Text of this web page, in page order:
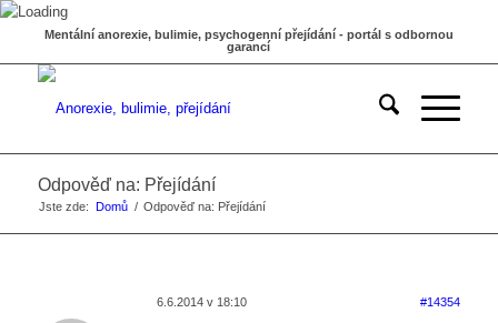
Mentální anorexie, bulimie, psychogenní přejídání - portál s odbornou
garancí
Odpověď na: Přejídání
Jste zde: Domů / Odpověď na: Přejídání
6.6.2014 v 18:10 #14354